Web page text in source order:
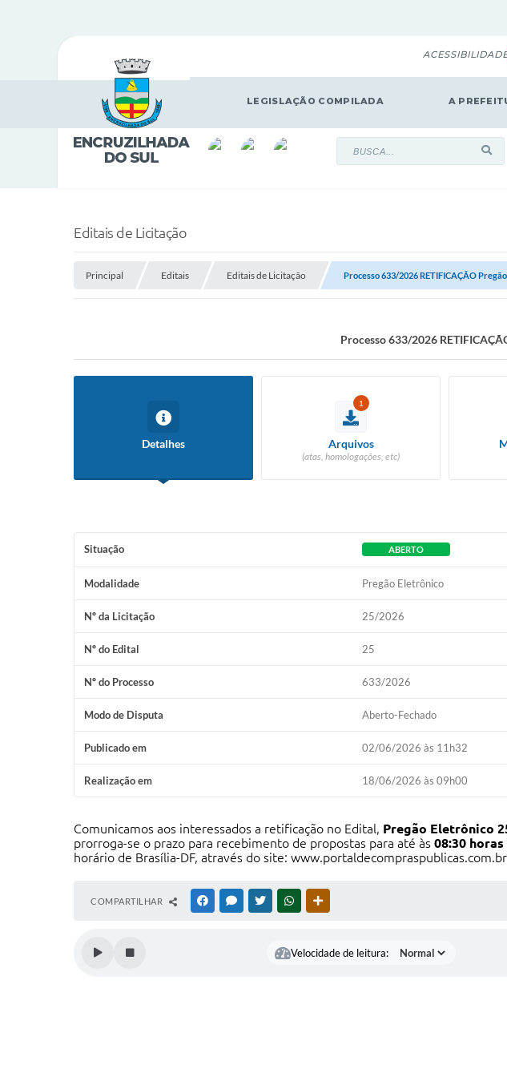
LEGISLAÇÃO COMPILADA A
Editais de Licitação
Principal Editais Editais de Licitação Processo 633/2026 RETIFICAÇÃO
Processo 633/2026
Detalhes
1
Arquivos
(atas, homologações, etc)
Situação ABERTO
Modalidade Pregão Eletrônico
Nº da Licitação 25/2026
Nº do Edital 25
Nº do Processo 633/2026
Modo de Disputa Aberto-Fechado
Publicado em 02/06/2026 às 11h32
Realização em 18/06/2026 às 09h00
Comunicamos aos interessados a retificação no Edital, Pregão Eletrônico
prorroga-se o prazo para recebimento de propostas para até às 08:30 horas
horário de Brasília-DF, através do site: www.portal
COMPARTILHAR FACEBOOKMESSENGER
TWITTERWHATSAPP
Velocidade de leitura: